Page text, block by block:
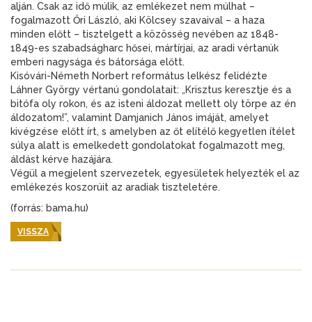
alján. Csak az idő múlik, az emlékezet nem múlhat –
fogalmazott Őri László, aki Kölcsey szavaival – a haza
minden előtt – tisztelgett a közösség nevében az 1848-
1849-es szabadságharc hősei, mártírjai, az aradi vértanúk
emberi nagysága és bátorsága előtt.
Kisóvári-Németh Norbert református lelkész felidézte
Láhner György vértanú gondolatait: „Krisztus keresztje és a
bitófa oly rokon, és az isteni áldozat mellett oly törpe az én
áldozatom!”, valamint Damjanich János imáját, amelyet
kivégzése előtt írt, s amelyben az őt elítélő kegyetlen ítélet
súlya alatt is emelkedett gondolatokat fogalmazott meg,
áldást kérve hazájára.
Végül a megjelent szervezetek, egyesületek helyezték el az
emlékezés koszorúit az aradiak tiszteletére.
(forrás: bama.hu)
VISSZA